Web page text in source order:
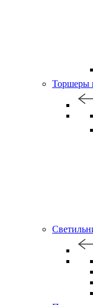
Торшеры